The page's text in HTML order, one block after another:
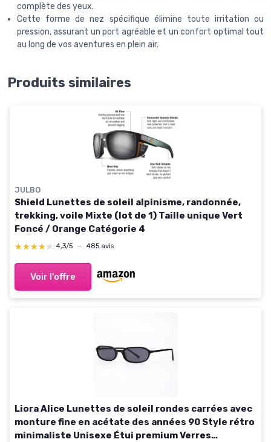
complète des yeux.
Cette forme de nez spécifique élimine toute irritation ou
pression, assurant un port agréable et un confort optimal tout
au long de vos aventures en plein air.
Produits similaires
JULBO
Shield Lunettes de soleil alpinisme, randonnée,
trekking, voile Mixte (lot de 1) Taille unique Vert
Foncé / Orange Catégorie 4
★★★★★
★★★★★ 4,3/5 — 485 avis
Voir l'offre
Liora Alice Lunettes de soleil rondes carrées avec
monture fine en acétate des années 90 Style rétro
minimaliste Unisexe Étui premium Verres